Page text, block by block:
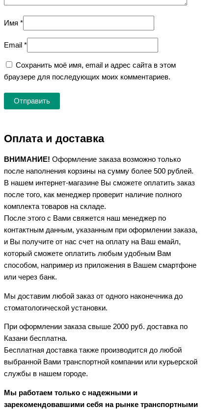
Имя *
Email *
Сохранить моё имя, email и адрес сайта в этом
браузере для последующих моих комментариев.
Оплата и доставка
ВНИМАНИЕ! Оформление заказа возможно только
после наполнения корзины на сумму более 500 рублей.
В нашем интернет-магазине Вы сможете оплатить заказ
после того, как менеджер проверит наличие полного
комплекта товаров на складе.
После этого с Вами свяжется наш менеджер по
контактным данным, указанным при оформлении заказа,
и Вы получите от нас счет на оплату на Ваш емайл,
который сможете оплатить любым удобным Вам
способом, например из приложения в Вашем смартфоне
или через банк.
Мы доставим любой заказ от одного наконечника до
стоматологической установки.
При оформлении заказа свыше 2000 руб. доставка по
Казани бесплатна.
Бесплатная доставка также производится до любой
выбранной Вами транспортной компании или курьерской
службы в нашем городе.
Мы работаем только с надежными и
зарекомендовавшими себя на рынке транспортными